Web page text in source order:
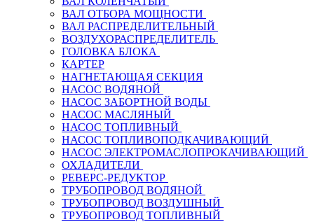
ВАЛ ОТБОРА МОЩНОСТИ
ВАЛ РАСПРЕДЕЛИТЕЛЬНЫЙ
ВОЗДУХОРАСПРЕДЕЛИТЕЛЬ
ГОЛОВКА БЛОКА
КАРТЕР
НАГНЕТАЮЩАЯ СЕКЦИЯ
НАСОС ВОДЯНОЙ
НАСОС ЗАБОРТНОЙ ВОДЫ
НАСОС МАСЛЯНЫЙ
НАСОС ТОПЛИВНЫЙ
НАСОС ТОПЛИВОПОДКАЧИВАЮЩИЙ
НАСОС ЭЛЕКТРОМАСЛОПРОКАЧИВАЮЩИЙ
ОХЛАДИТЕЛИ
РЕВЕРС-РЕДУКТОР
ТРУБОПРОВОД ВОДЯНОЙ
ТРУБОПРОВОД ВОЗДУШНЫЙ
ТРУБОПРОВОД ТОПЛИВНЫЙ